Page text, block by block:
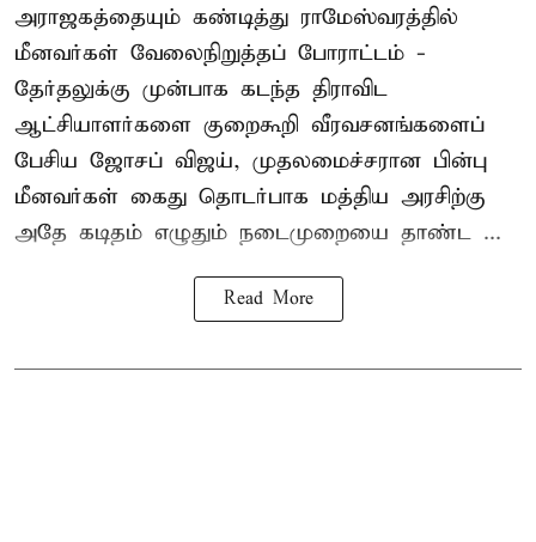
அராஜகத்தையும் கண்டித்து ராமேஸ்வரத்தில்
மீனவர்கள் வேலைநிறுத்தப் போராட்டம் -
தேர்தலுக்கு முன்பாக கடந்த திராவிட
ஆட்சியாளர்களை குறைகூறி வீரவசனங்களைப்
பேசிய ஜோசப் விஜய், முதலமைச்சரான பின்பு
மீனவர்கள் கைது தொடர்பாக மத்திய அரசிற்கு
அதே கடிதம் எழுதும் நடைமுறையை தாண்ட ...
Read More